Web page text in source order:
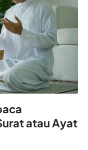
atau Ayat